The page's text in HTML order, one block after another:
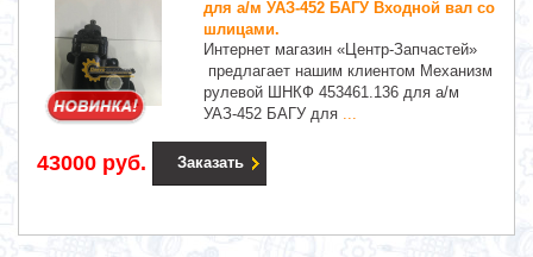
для а/м УАЗ-452 БАГУ Входной вал со
шлицами.
Интернет магазин «Центр-Запчастей»
предлагает нашим клиентом Механизм
рулевой ШНКФ 453461.136 для а/м
УАЗ-452 БАГУ для ...
43000 руб. Заказать